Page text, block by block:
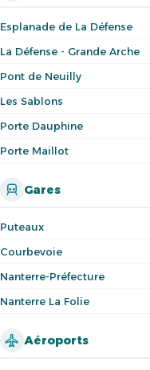
Esplanade de La Défense
La Défense - Grande Arche
Pont de Neuilly
Les Sablons
Porte Dauphine
Porte Maillot
Gares
Puteaux
Courbevoie
Nanterre-Préfecture
Nanterre La Folie
Aéroports